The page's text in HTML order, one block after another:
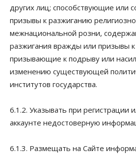
других лиц; способствующие или
призывы к разжиганию
межнациональной розни,
разжигания вражды или призывы
призывающие к подрыву или
изменению существующей
институтов государства.
6.1.2. Указывать при регистрации
аккаунте недостоверную
6.1.3. Размещать на Сайте